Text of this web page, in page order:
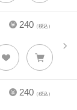
240 （税込）
240 （税込）